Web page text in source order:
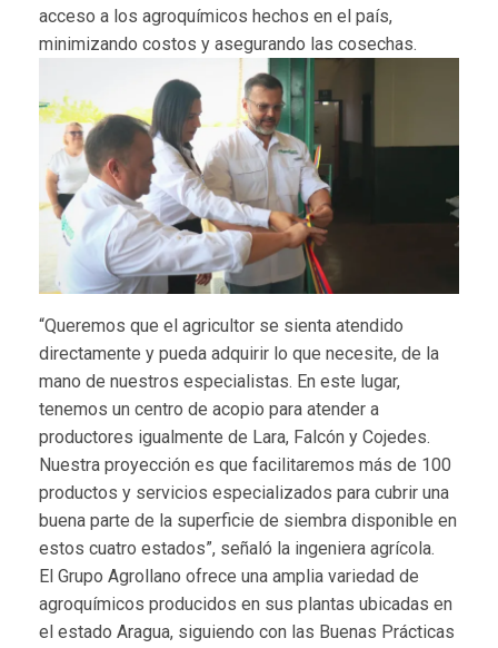
acceso a los agroquímicos hechos en el país,
minimizando costos y asegurando las cosechas.
“Queremos que el agricultor se sienta atendido
directamente y pueda adquirir lo que necesite, de la
mano de nuestros especialistas. En este lugar,
tenemos un centro de acopio para atender a
productores igualmente de Lara, Falcón y Cojedes.
Nuestra proyección es que facilitaremos más de 100
productos y servicios especializados para cubrir una
buena parte de la superficie de siembra disponible en
estos cuatro estados”, señaló la ingeniera agrícola.
El Grupo Agrollano ofrece una amplia variedad de
agroquímicos producidos en sus plantas ubicadas en
el estado Aragua, siguiendo con las Buenas Prácticas